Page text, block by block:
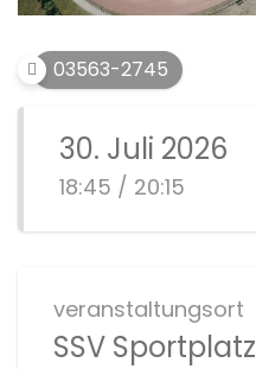
03563-2745
30. Juli 2026
18:45 / 20:15
veranstaltungsort
SSV Sportplatz